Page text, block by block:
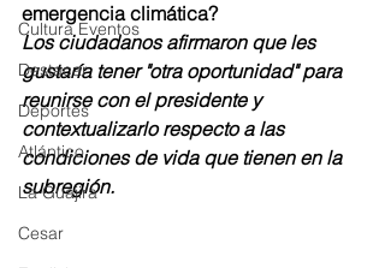
Cultura Eventos
Destacar
Deportes
Atlántico
La Guajira
Cesar
emergencia climática?
Los ciudadanos afirmaron que les
gustaría tener "otra oportunidad" para
reunirse con el presidente y
contextualizarlo respecto a las
condiciones de vida que tienen en la
subregión.